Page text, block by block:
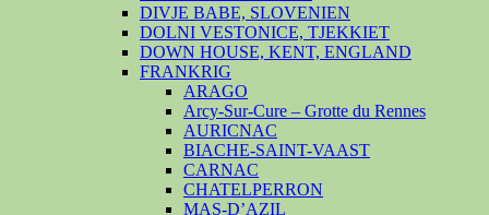
DIVJE BABE, SLOVENIEN
DOLNI VESTONICE, TJEKKIET
DOWN HOUSE, KENT, ENGLAND
FRANKRIG
ARAGO
Arcy-Sur-Cure – Grotte du Rennes
AURICNAC
BIACHE-SAINT-VAAST
CARNAC
CHATELPERRON
MAS-D’AZIL